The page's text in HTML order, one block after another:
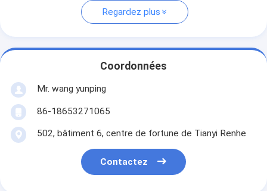
Regardez plus
Coordonnées
Mr. wang yunping
86-18653271065
502, bâtiment 6, centre de fortune de Tianyi Renhe
Contactez